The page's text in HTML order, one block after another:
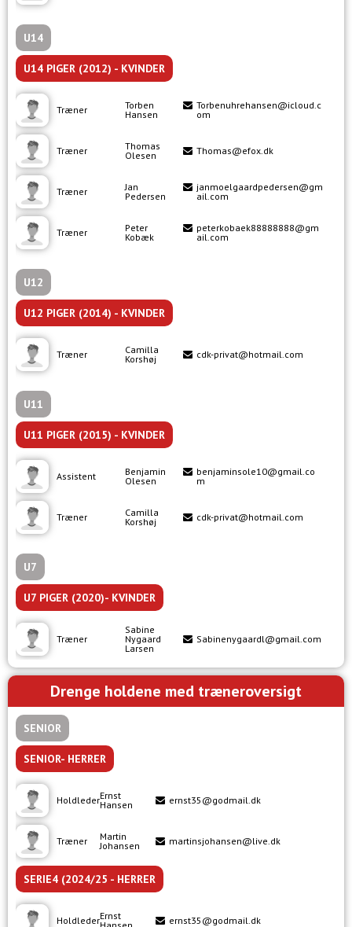
U14
U14 PIGER (2012) - KVINDER
Træner
Torben
Hansen
Torbenuhrehansen@icloud.c
om
Træner
Thomas
Olesen
Thomas@efox.dk
Træner
Jan
Pedersen
janmoelgaardpedersen@gm
ail.com
Træner
Peter
Kobæk
peterkobaek88888888@gm
ail.com
U12
U12 PIGER (2014) - KVINDER
Træner
Camilla
Korshøj
cdk-privat@hotmail.com
U11
U11 PIGER (2015) - KVINDER
Assistent
Benjamin
Olesen
benjaminsole10@gmail.co
m
Træner
Camilla
Korshøj
cdk-privat@hotmail.com
U7
U7 PIGER (2020)- KVINDER
Træner
Sabine
Nygaard
Larsen
Sabinenygaardl@gmail.com
Drenge holdene med træneroversigt
SENIOR
SENIOR- HERRER
HoldlederErnst
Hansen
ernst35@godmail.dk
Træner
Martin
Johansen
martinsjohansen@live.dk
SERIE4 (2024/25 - HERRER
HoldlederErnst
ernst35@godmail.dk